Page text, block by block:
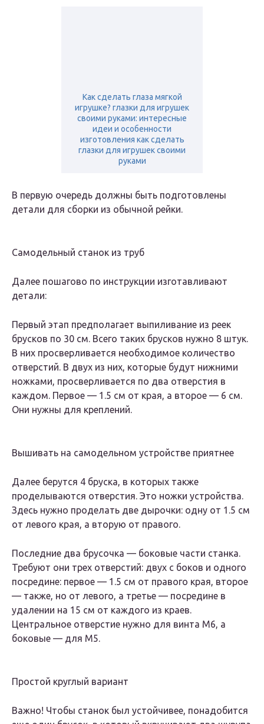
Как сделать глаза мягкой
игрушке? глазки для игрушек
своими руками: интересные
идеи и особенности
изготовления как сделать
глазки для игрушек своими
руками
В первую очередь должны быть подготовлены
детали для сборки из обычной рейки.
Самодельный станок из труб
Далее пошагово по инструкции изготавливают
детали:
Первый этап предполагает выпиливание из реек
брусков по 30 см. Всего таких брусков нужно 8 штук.
В них просверливается необходимое количество
отверстий. В двух из них, которые будут нижними
ножками, просверливается по два отверстия в
каждом. Первое — 1.5 см от края, а второе — 6 см.
Они нужны для креплений.
Вышивать на самодельном устройстве приятнее
Далее берутся 4 бруска, в которых также
проделываются отверстия. Это ножки устройства.
Здесь нужно проделать две дырочки: одну от 1.5 см
от левого края, а вторую от правого.
Последние два брусочка — боковые части станка.
Требуют они трех отверстий: двух с боков и одного
посредине: первое — 1.5 см от правого края, второе
— также, но от левого, а третье — посредине в
удалении на 15 см от каждого из краев.
Центральное отверстие нужно для винта М6, а
боковые — для М5.
Простой круглый вариант
Важно! Чтобы станок был устойчивее, понадобится